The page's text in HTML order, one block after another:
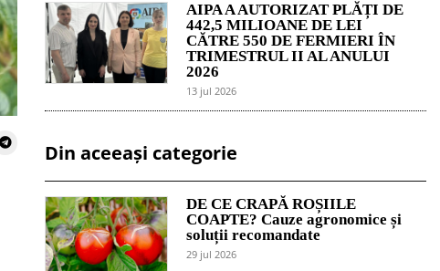
AIPA A AUTORIZAT PLĂȚI DE
442,5 MILIOANE DE LEI
CĂTRE 550 DE FERMIERI ÎN
TRIMESTRUL II AL ANULUI
2026
13 jul 2026
Din aceeași categorie
DE CE CRAPĂ ROȘIILE
COAPTE? Cauze agronomice și
soluții recomandate
29 jul 2026